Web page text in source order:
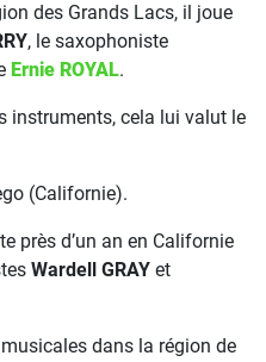
des Grands Lacs, il joue
, le saxophoniste
Ernie ROYAL.
instruments, cela lui valut le
(Californie).
près d’un an en Californie
Wardell GRAY et
dans la région de